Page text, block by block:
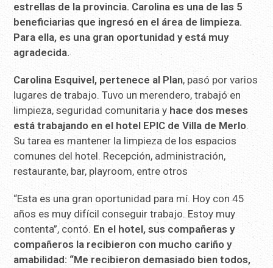
estrellas de la provincia. Carolina es una de las 5
beneficiarias que ingresó en el área de limpieza.
Para ella, es una gran oportunidad y está muy
agradecida.
Carolina Esquivel, pertenece al Plan, pasó por varios
lugares de trabajo. Tuvo un merendero, trabajó en
limpieza, seguridad comunitaria y hace dos meses
está trabajando en el hotel EPIC de Villa de Merlo.
Su tarea es mantener la limpieza de los espacios
comunes del hotel. Recepción, administración,
restaurante, bar, playroom, entre otros
“Esta es una gran oportunidad para mí. Hoy con 45
años es muy difícil conseguir trabajo. Estoy muy
contenta”, contó. En el hotel, sus compañeras y
compañeros la recibieron con mucho cariño y
amabilidad: “Me recibieron demasiado bien todos,